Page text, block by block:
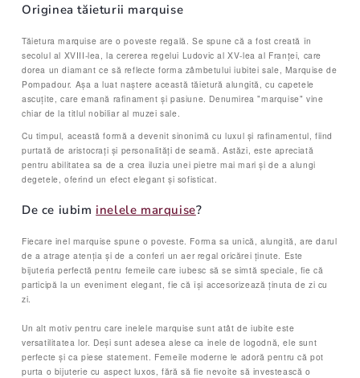
Originea tăieturii marquise
Tăietura marquise are o poveste regală. Se spune că a fost creată în
secolul al XVIII-lea, la cererea regelui Ludovic al XV-lea al Franței, care
dorea un diamant ce să reflecte forma zâmbetului iubitei sale, Marquise de
Pompadour. Așa a luat naștere această tăietură alungită, cu capetele
ascuțite, care emană rafinament și pasiune. Denumirea "marquise" vine
chiar de la titlul nobiliar al muzei sale.
Cu timpul, această formă a devenit sinonimă cu luxul și rafinamentul, fiind
purtată de aristocrați și personalități de seamă. Astăzi, este apreciată
pentru abilitatea sa de a crea iluzia unei pietre mai mari și de a alungi
degetele, oferind un efect elegant și sofisticat.
De ce iubim inelele marquise?
Fiecare inel marquise spune o poveste. Forma sa unică, alungită, are darul
de a atrage atenția și de a conferi un aer regal oricărei ținute. Este
bijuteria perfectă pentru femeile care iubesc să se simtă speciale, fie că
participă la un eveniment elegant, fie că își accesorizează ținuta de zi cu
zi.
Un alt motiv pentru care inelele marquise sunt atât de iubite este
versatilitatea lor. Deși sunt adesea alese ca inele de logodnă, ele sunt
perfecte și ca piese statement. Femeile moderne le adoră pentru că pot
purta o bijuterie cu aspect luxos, fără să fie nevoite să investească o